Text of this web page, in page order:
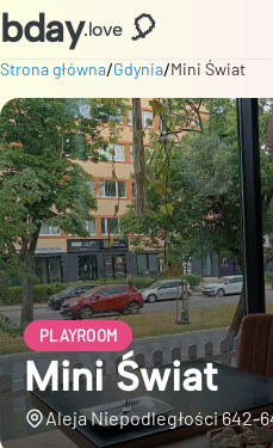
bday.love 🎈
Strona główna/Gdynia/Mini Świat
PLAYROOM
Mini Świat
Aleja Niepodległości 642-